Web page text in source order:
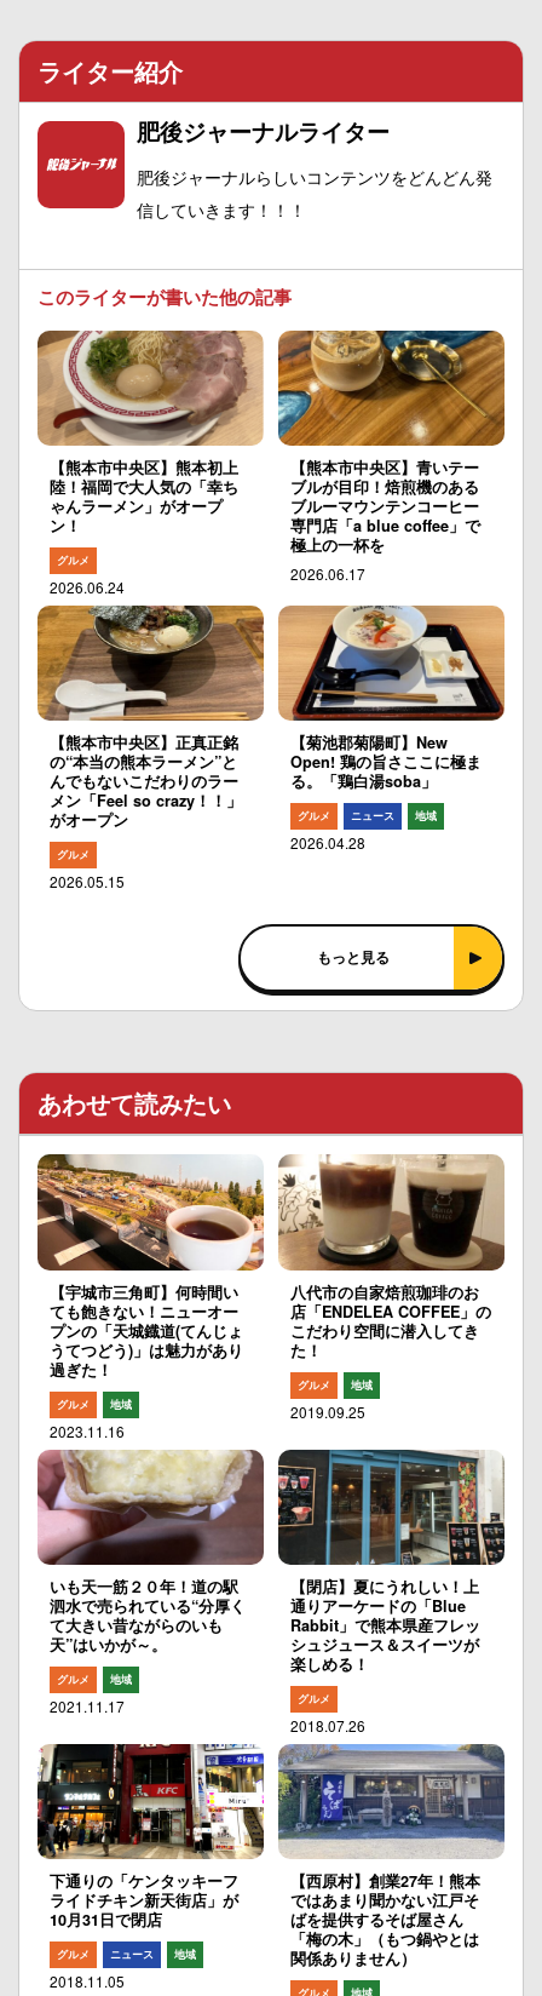
ライター紹介
肥後ジャーナルライター
肥後ジャーナルらしいコンテンツをどんどん発
信していきます！！！
このライターが書いた他の記事
【熊本市中央区】熊本初上
陸！福岡で大人気の「幸ち
ゃんラーメン」がオープ
ン！
グルメ
2026.06.24
【熊本市中央区】青いテー
ブルが目印！焙煎機のある
ブルーマウンテンコーヒー
専門店「a blue coffee」で
極上の一杯を
2026.06.17
【熊本市中央区】正真正銘
の“本当の熊本ラーメン”と
んでもないこだわりのラー
メン「Feel so crazy！！」
がオープン
グルメ
2026.05.15
【菊池郡菊陽町】New
Open! 鶏の旨さここに極ま
る。「鶏白湯soba」
グルメ ニュース 地域
2026.04.28
もっと見る
あわせて読みたい
【宇城市三角町】何時間い
ても飽きない！ニューオー
プンの「天城鐡道(てんじょ
うてつどう)」は魅力があり
過ぎた！
グルメ 地域
2023.11.16
八代市の自家焙煎珈琲のお
店「ENDELEA COFFEE」の
こだわり空間に潜入してき
た！
グルメ 地域
2019.09.25
いも天一筋２０年！道の駅
泗水で売られている“分厚く
て大きい昔ながらのいも
天”はいかが～。
グルメ 地域
2021.11.17
【閉店】夏にうれしい！上
通りアーケードの「Blue
Rabbit」で熊本県産フレッ
シュジュース＆スイーツが
楽しめる！
グルメ
2018.07.26
下通りの「ケンタッキーフ
ライドチキン新天街店」が
10月31日で閉店
グルメ ニュース 地域
2018.11.05
【西原村】創業27年！熊本
ではあまり聞かない江戸そ
ばを提供するそば屋さん
「梅の木」（もつ鍋やとは
関係ありません）